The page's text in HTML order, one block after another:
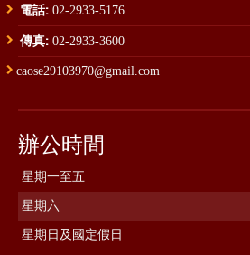
電話: 02-2933-5176
傳真: 02-2933-3600
caose29103970@gmail.com
辦公時間
星期一至五
星期六
星期日及國定假日